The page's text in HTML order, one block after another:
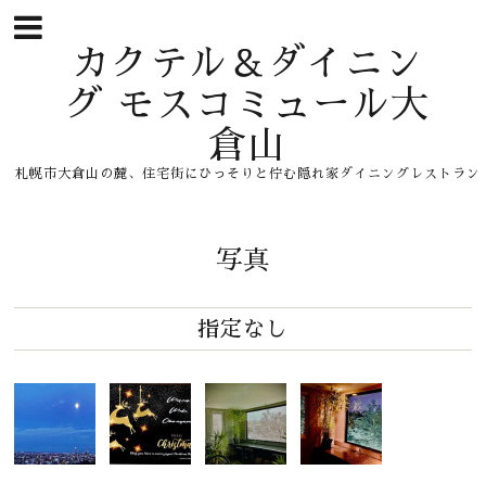
カクテル＆ダイニン
グ モスコミュール大
倉山
札幌市大倉山の麓、住宅街にひっそりと佇む隠れ家ダイニングレストラン
写真
指定なし